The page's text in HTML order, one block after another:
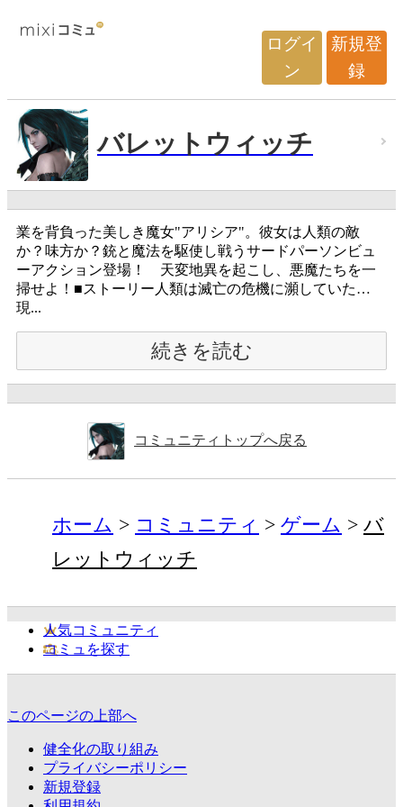
ログイ
ン
新規登
録
バレットウィッチ
業を背負った美しき魔女"アリシア"。彼女は人類の敵
か？味方か？銃と魔法を駆使し戦うサードパーソンビュ
ーアクション登場！ 天変地異を起こし、悪魔たちを一
掃せよ！■ストーリー人類は滅亡の危機に瀕していた…
現...
続きを読む
コミュニティトップへ戻る
ホーム コミュニティ ゲーム
バ
レットウィッチ
人気コミュニティ
コミュを探す
このページの上部へ
健全化の取り組み
プライバシーポリシー
新規登録